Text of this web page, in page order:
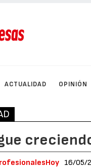
ACTUALIDAD OPINIÓN
16/05/